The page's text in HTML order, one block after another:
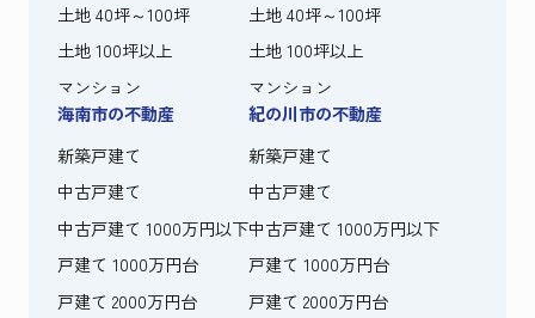
土地 40坪～100坪
土地 100坪以上
マンション
土地 40坪～100坪
土地 100坪以上
マンション
海南市の不動産
新築戸建て
中古戸建て
中古戸建て 1000万円以下
戸建て 1000万円台
戸建て 2000万円台
紀の川市の不動産
新築戸建て
中古戸建て
中古戸建て 1000万円以下
戸建て 1000万円台
戸建て 2000万円台